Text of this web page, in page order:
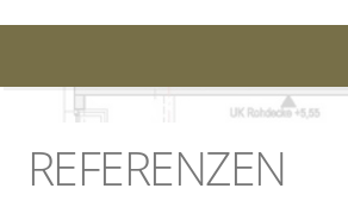
REFERENZEN